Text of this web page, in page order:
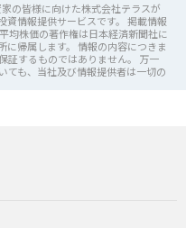
の皆様に向けた株式会社テラスが
資情報提供サービスです。 掲載情報
均株価の著作権は日本経済新聞社に
に帰属します。 情報の内容につきま
証するものではありません。 万一
ても、当社及び情報提供者は一切の